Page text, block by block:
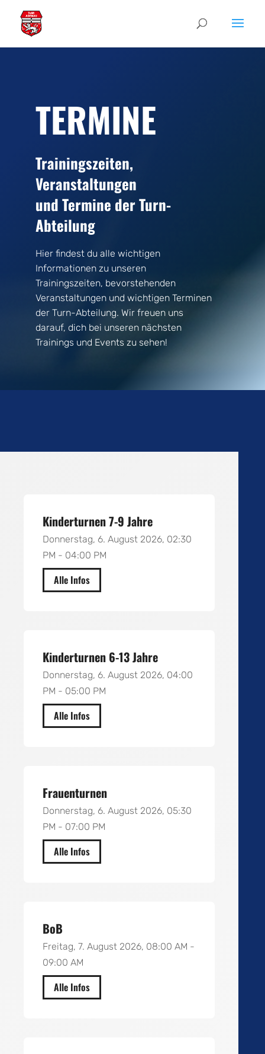
TERMINE
Trainingszeiten,
Veranstaltungen
und Termine der Turn-
Abteilung
Hier findest du alle wichtigen
Informationen zu unseren
Trainingszeiten, bevorstehenden
Veranstaltungen und wichtigen Terminen
der Turn-Abteilung. Wir freuen uns
darauf, dich bei unseren nächsten
Trainings und Events zu sehen!
Kinderturnen 7-9 Jahre
Donnerstag, 6. August 2026, 02:30
PM - 04:00 PM
Alle Infos
Kinderturnen 6-13 Jahre
Donnerstag, 6. August 2026, 04:00
PM - 05:00 PM
Alle Infos
Frauenturnen
Donnerstag, 6. August 2026, 05:30
PM - 07:00 PM
Alle Infos
BoB
Freitag, 7. August 2026, 08:00 AM -
09:00 AM
Alle Infos